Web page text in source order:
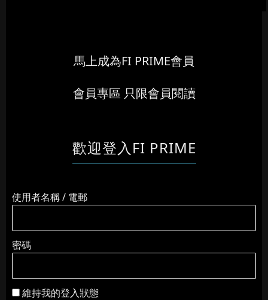
馬上成為FI PRIME會員
會員專區 只限會員閱讀
歡迎登入FI PRIME
使用者名稱 / 電郵
密碼
維持我的登入狀態